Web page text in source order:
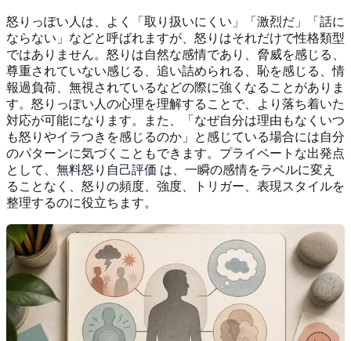
怒りっぽい人は、よく「取り扱いにくい」「激烈だ」「話に
ならない」などと呼ばれますが、怒りはそれだけで性格類型
ではありません。怒りは自然な感情であり、脅威を感じる、
尊重されていない感じる、追い詰められる、恥を感じる、情
報過負荷、無視されているなどの際に強くなることがありま
す。怒りっぽい人の心理を理解することで、より落ち着いた
対応が可能になります。また、「なぜ自分は理由もなくいつ
も怒りやイラつきを感じるのか」と感じている場合には自分
のパターンに気づくこともできます。プライベートな出発点
として、 無料怒り自己評価 は、一瞬の感情をラベルに変え
ることなく、怒りの頻度、強度、トリガー、表現スタイルを
整理するのに役立ちます。